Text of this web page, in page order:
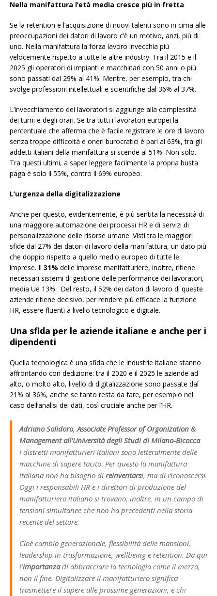
Nella manifattura l’età media cresce più in fretta
Se la retention e l’acquisizione di nuovi talenti sono in cima alle
preoccupazioni dei datori di lavoro c’è un motivo, anzi, più di
uno. Nella manifattura la forza lavoro invecchia più
velocemente rispetto a tutte le altre industry. Tra il 2015 e il
2025 gli operatori di impianti e macchinari con 50 anni o più
sono passati dal 29% al 41%. Mentre, per esempio, tra chi
svolge professioni intellettuali e scientifiche dal 36% al 37%.
L’invecchiamento dei lavoratori si aggiunge alla complessità
dei turni e degli orari. Se tra tutti i lavoratori europei la
percentuale che afferma che è facile registrare le ore di lavoro
senza troppe difficoltà e oneri burocratici è pari al 63%, tra gli
addetti italiani della manifattura si scende al 51%. Non solo.
Tra questi ultimi, a saper leggere facilmente la propria busta
paga è solo il 55%, contro il 69% europeo.
L’urgenza della digitalizzazione
Anche per questo, evidentemente, è più sentita la necessità di
una maggiore automazione dei processi HR e di servizi di
personalizzazione delle risorse umane. Visti tra le maggiori
sfide dal 27% dei datori di lavoro della manifattura, un dato più
che doppio rispetto a quello medio europeo di tutte le
imprese. Il 31% delle imprese manifatturiere, inoltre, ritiene
necessari sistemi di gestione delle performance dei lavoratori,
media Ue 13%. Del resto, il 52% dei datori di lavoro di queste
aziende ritiene decisivo, per rendere più efficace la funzione
HR, essere fluenti a livello tecnologico e digitale.
Una sfida per le aziende italiane e anche per i
dipendenti
Quella tecnologica è una sfida che le industrie italiane stanno
affrontando con dedizione: tra il 2020 e il 2025 le aziende ad
alto, o molto alto, livello di digitalizzazione sono passate dal
21% al 36%, anche se tanto resta da fare, per esempio nel
caso dell’analisi dei dati, così cruciale anche per l’HR.
Adriano Solidoro, Associate Professor of Organization &
Management all’Università degli Studi di Milano-Bicocca
I distretti manifatturieri italiani sono letteralmente delle
macchine di sapere tacito. Per questo la manifattura
italiana non ha bisogno di reinventarsi, ma di riconoscersi.
Oggi i responsabili HR e i direttori di produzione del
manifatturiero italiano si trovano, inoltre, in un campo di
tensioni simultanee che non ha precedenti nella storia
recente del settore.
Cioè cambio generazionale, flessibilità delle mansioni,
leadership in trasformazione, wellbeing e retention. Da qui
l’importanzadi abbracciare la tecnologia come il mezzo,
non il fine. Digitalizzare il manifatturiero significa
trasmettere il sapere alle prossime generazioni, e chi